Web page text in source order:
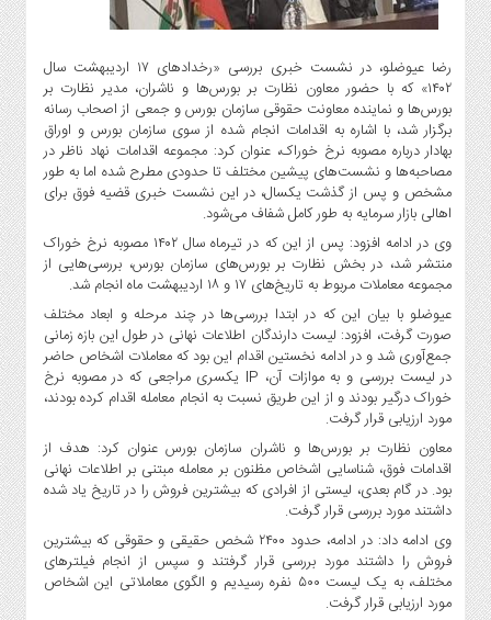
پتروشیمی
و
خودرو
استارت
آپ
و
فن
آوری
بانک
،
بیمه
و
ارز
دیجیتال
کشاورزی
و
صنایع
غذایی
سیاسی
و
بین
الملل
نگاه
رضا عیوضلو، در نشست خبری بررسی «رخدادهای ۱۷ اردیبهشت سال
۱۴۰۲» که با حضور معاون نظارت بر بورس‌ها و ناشران، مدیر نظارت بر
بورس‌ها و نماینده معاونت حقوقی سازمان بورس و جمعی از اصحاب رسانه
برگزار شد، با اشاره به اقدامات انجام شده از سوی سازمان بورس و اوراق
بهادار درباره مصوبه نرخ خوراک، عنوان کرد: مجموعه اقدامات نهاد ناظر در
مصاحبه‌ها و نشست‌های پیشین مختلف تا حدودی مطرح شده اما به طور
مشخص و پس از گذشت یکسال، در این نشست خبری قضیه فوق برای
اهالی بازار سرمایه به طور کامل شفاف می‌شود.
وی در ادامه افزود: پس از این که در تیرماه سال ۱۴۰۲ مصوبه نرخ خوراک
منتشر شد، در بخش نظارت بر بورس‌های سازمان بورس، بررسی‌هایی از
مجموعه معاملات مربوط به تاریخ‌های ۱۷ و ۱۸ اردیبهشت ماه انجام شد.
عیوضلو با بیان این که در ابتدا بررسی‌ها در چند مرحله و ابعاد مختلف
صورت گرفت، افزود: لیست دارندگان اطلاعات نهانی در طول این بازه زمانی
جمع‌آوری شد و در ادامه نخستین اقدام این بود که معاملات اشخاص حاضر
در لیست بررسی و به موازات آن، IP یکسری مراجعی که در مصوبه نرخ
خوراک درگیر بودند و از این طریق نسبت به انجام معامله اقدام کرده بودند،
مورد ارزیابی قرار گرفت.
معاون نظارت بر بورس‌ها و ناشران سازمان بورس عنوان کرد: هدف از
اقدامات فوق، شناسایی اشخاص مظنون بر معامله مبتنی بر اطلاعات نهانی
بود. در گام بعدی، لیستی از افرادی که بیشترین فروش را در تاریخ یاد شده
داشتند مورد بررسی قرار گرفت.
وی ادامه داد: در ادامه، حدود ۲۴۰۰ شخص حقیقی و حقوقی که بیشترین
فروش را داشتند مورد بررسی قرار گرفتند و سپس از انجام فیلترهای
مختلف، به یک لیست ۵۰۰ نفره رسیدیم و الگوی معاملاتی این اشخاص
مورد ارزیابی قرار گرفت.